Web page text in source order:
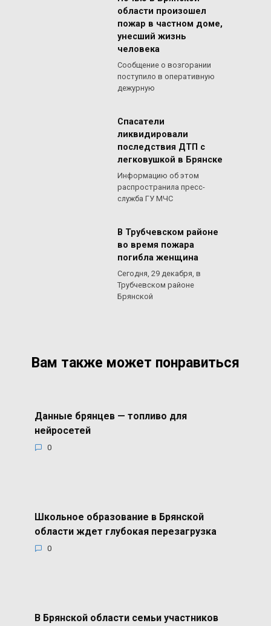
области произошел
пожар в частном доме,
унесший жизнь
человека
Сообщение о возгорании
поступило в оперативную
дежурную
Спасатели
ликвидировали
последствия ДТП с
легковушкой в Брянске
Информацию об этом
распространила пресс-
служба ГУ МЧС
В Трубчевском районе
во время пожара
погибла женщина
Сегодня, 29 декабря, в
Трубчевском районе
Брянской
Вам также может понравиться
Данные брянцев — топливо для
нейросетей
0
Школьное образование в Брянской
области ждет глубокая перезагрузка
0
В Брянской области семьи участников